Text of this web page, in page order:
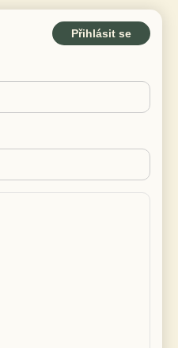
Přihlásit se